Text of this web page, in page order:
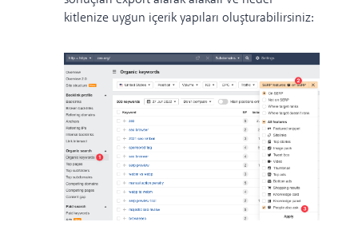
kitlenize uygun içerik yapıları oluşturabilirsiniz: